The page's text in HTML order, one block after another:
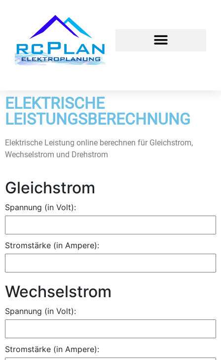
ELEKTRISCHE
LEISTUNGSBERECHNUNG
Elektrische Leistung online berechnen für Gleichstrom,
Wechselstrom und Drehstrom
Gleichstrom
Spannung (in Volt):
Stromstärke (in Ampere):
Wechselstrom
Spannung (in Volt):
Stromstärke (in Ampere):